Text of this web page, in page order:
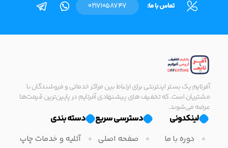
تماس با ما: 02171058747
آفرتایم یک بستر اینترنتی برای ارتباط بین مراکز خدماتی و فروشندگان با
مشتریان است. که تخفیف های پیشنهادی آفرتایم در پایین‌ترین قیمت‌ها
عرضه می‌شوند.
لینکدونی
دوره با ما
دسترسی سریع
صفحه اصلی
دسته بندی
آتلیه و خدمات چاپ